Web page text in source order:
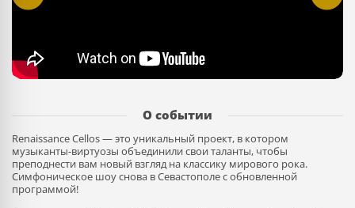
О событии
Renaissance Cellos — это уникальный проект, в котором
музыканты-виртуозы объединили свои таланты, чтобы
преподнести вам новый взгляд на классику мирового рока.
Симфоническое шоу снова в Севастополе с обновленной
программой!